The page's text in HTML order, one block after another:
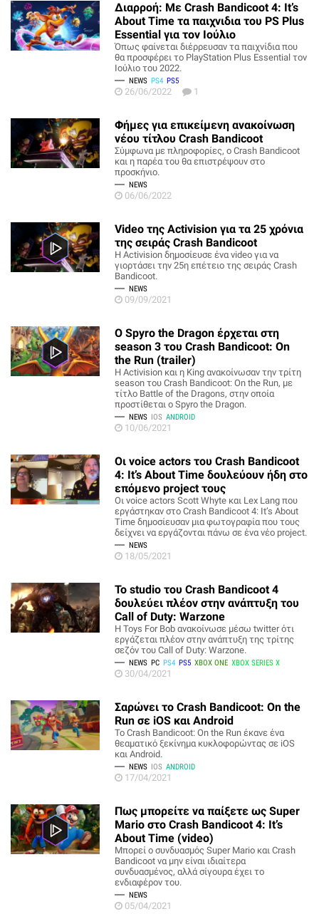
Διαρροή: Με Crash Bandicoot 4: It’s
About Time τα παιχνιδια του PS Plus
Essential για τον Ιούλιο
Όπως φαίνεται διέρρευσαν τα παιχνίδια που
θα προσφέρει το PlayStation Plus Essential τον
Ιούλιο του 2022.
NEWS PS4 PS5
26/06/2022 1
Φήμες για επικείμενη ανακοίνωση
νέου τίτλου Crash Bandicoot
Σύμφωνα με πληροφορίες, ο Crash Bandicoot
και η παρέα του θα επιστρέψουν στο
προσκήνιο.
NEWS
06/06/2022
Video της Activision για τα 25 χρόνια
της σειράς Crash Bandicoot
H Activision δημοσίευσε ένα video για να
γιορτάσει την 25η επέτειο της σειράς Crash
Bandicoot.
NEWS
09/09/2021
Ο Spyro the Dragon έρχεται στη
season 3 του Crash Bandicoot: On
the Run (trailer)
Η Activision και η King ανακοίνωσαν την τρίτη
season του Crash Bandicoot: On the Run, με
τίτλο Battle of the Dragons, στην οποία
προστίθεται ο Spyro the Dragon.
NEWS IOS ANDROID
10/06/2021
Οι voice actors του Crash Bandicoot
4: It’s About Time δουλεύουν ήδη στο
επόμενο project τους
Οι voice actors Scott Whyte και Lex Lang που
εργάστηκαν στο Crash Bandicoot 4: It’s About
Time δημοσίευσαν μια φωτογραφία που τους
δείχνει να εργάζονται πάνω σε ένα νέο project.
NEWS
18/05/2021
Το studio του Crash Bandicoot 4
δουλεύει πλέον στην ανάπτυξη του
Call of Duty: Warzone
Η Toys For Bob ανακοίνωσε μέσω twitter ότι
εργάζεται πλέον στην ανάπτυξη της τρίτης
σεζόν του Call of Duty: Warzone.
NEWS PC PS4 PS5 XBOX ONE XBOX SERIES X
30/04/2021
Σαρώνει το Crash Bandicoot: On the
Run σε iOS και Android
Το Crash Bandicoot: On the Run έκανε ένα
θεαματικό ξεκίνημα κυκλοφορώντας σε iOS
και Android.
NEWS IOS ANDROID
17/04/2021
Πως μπορείτε να παίξετε ως Super
Mario στο Crash Bandicoot 4: It’s
About Time (video)
Μπορεί ο συνδυασμός Super Mario και Crash
Bandicoot να μην είναι ιδιαίτερα
συνδυασμένος, αλλά σίγουρα έχει το
ενδιαφέρον του.
NEWS
05/04/2021